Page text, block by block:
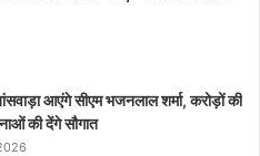
आएंगे सीएम भजनलाल शर्मा, करोड़ों की
की देंगे सौगात